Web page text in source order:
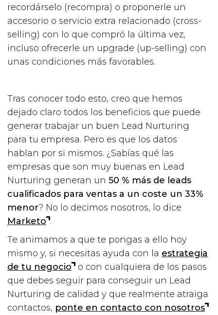
recordárselo (recompra) o proponerle un
accesorio o servicio extra relacionado (cross-
selling) con lo que compró la última vez,
incluso ofrecerle un upgrade (up-selling) con
unas condiciones más favorables.
Tras conocer todo esto, creo que hemos
dejado claro todos los beneficios que puede
generar trabajar un buen Lead Nurturing
para tu empresa. Pero es que los datos
hablan por si mismos. ¿Sabías qué las
empresas que son muy buenas en Lead
Nurturing generan un 50 % más de leads
cualificados para ventas a un coste un 33%
menor? No lo decimos nosotros, lo dice
Marketo .
Te animamos a que te pongas a ello hoy
mismo y, si necesitas ayuda con la estrategia
de tu negocio
o con cualquiera de los pasos
que debes seguir para conseguir un Lead
Nurturing de calidad y que realmente atraiga
contactos, ponte en contacto con nosotros